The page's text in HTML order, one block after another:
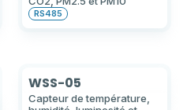
RS485
Capteur de température,
WSS-05